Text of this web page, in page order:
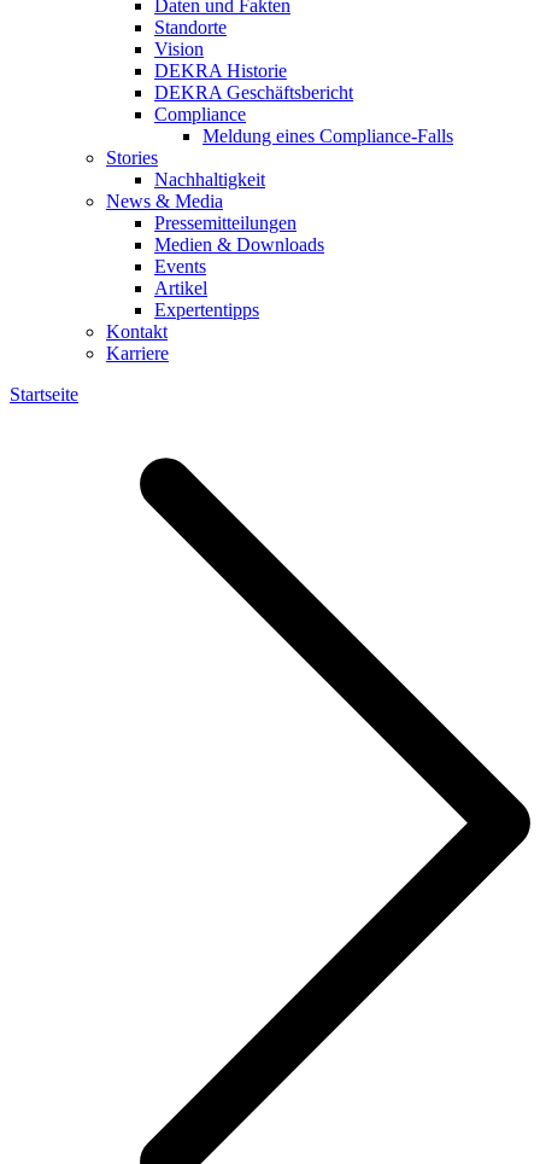
Daten und Fakten
Standorte
Vision
DEKRA Historie
DEKRA Geschäftsbericht
Compliance
Meldung eines Compliance-Falls
Stories
Nachhaltigkeit
News & Media
Pressemitteilungen
Medien & Downloads
Events
Artikel
Expertentipps
Kontakt
Karriere
Startseite